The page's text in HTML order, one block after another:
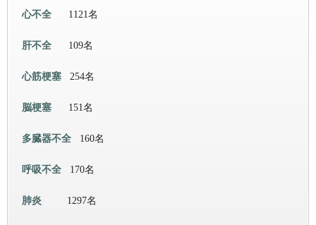
心不全 1121名
肝不全 109名
心筋梗塞 254名
脳梗塞 151名
多臓器不全 160名
呼吸不全 170名
肺炎 1297名